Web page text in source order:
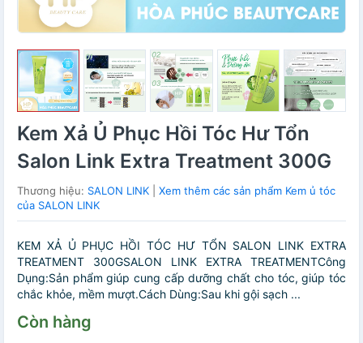
Kem Xả Ủ Phục Hồi Tóc Hư Tổn
Salon Link Extra Treatment 300G
Thương hiệu: SALON LINK
Xem thêm các sản phẩm Kem ủ tóc
của SALON LINK
KEM XẢ Ủ PHỤC HỒI TÓC HƯ TỔN SALON LINK EXTRA
TREATMENT 300GSALON LINK EXTRA TREATMENTCông
Dụng:Sản phẩm giúp cung cấp dưỡng chất cho tóc, giúp tóc
chắc khỏe, mềm mượt.Cách Dùng:Sau khi gội sạch ...
Còn hàng